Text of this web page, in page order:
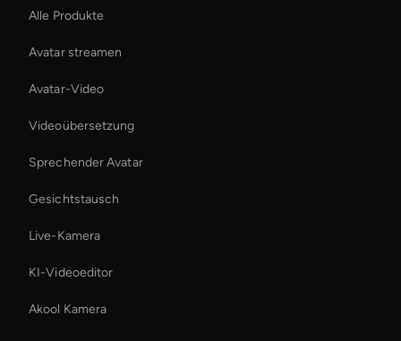
Alle Produkte
Avatar streamen
Avatar-Video
Videoübersetzung
Sprechender Avatar
Gesichtstausch
Live-Kamera
KI-Videoeditor
Akool Kamera